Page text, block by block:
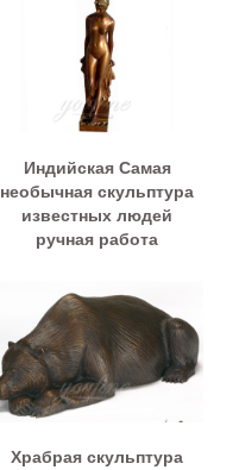
Индийская Самая
необычная скульптура
известных людей
ручная работа
Храбрая скульптура